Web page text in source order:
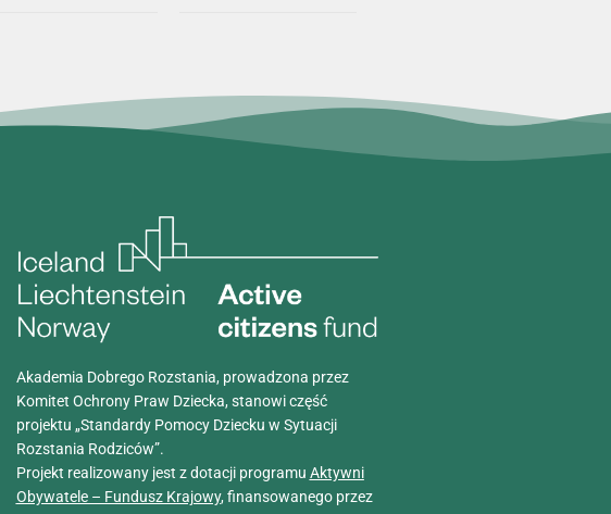
Akademia Dobrego Rozstania, prowadzona przez
Komitet Ochrony Praw Dziecka, stanowi część
projektu „Standardy Pomocy Dziecku w Sytuacji
Rozstania Rodziców”.
Projekt realizowany jest z dotacji programu Aktywni
Obywatele – Fundusz Krajowy, finansowanego przez